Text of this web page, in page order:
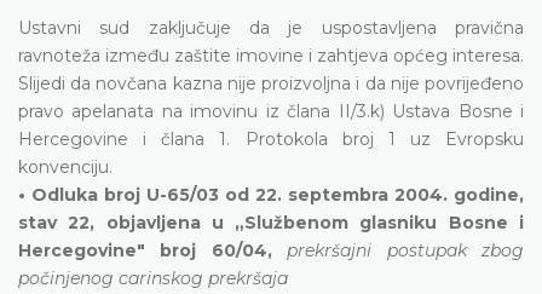
Ustavni sud zaključuje da je uspostavljena pravična
ravnoteža između zaštite imovine i zahtjeva općeg interesa.
Slijedi da novčana kazna nije proizvoljna i da nije povrijeđeno
pravo apelanata na imovinu iz člana II/3.k) Ustava Bosne i
Hercegovine i člana 1. Protokola broj 1 uz Evropsku
konvenciju.
• Odluka broj U-65/03 od 22. septembra 2004. godine,
stav 22, objavljena u „Službenom glasniku Bosne i
Hercegovine" broj 60/04,prekršajni postupak zbog
počinjenog carinskog prekršaja